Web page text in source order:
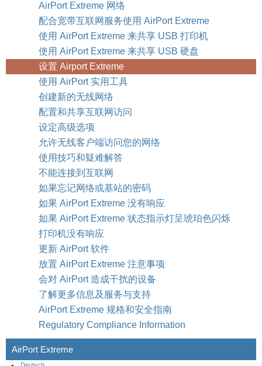
AirPort Extreme 网络
配合宽带互联网服务使用 AirPort Extreme
使用 AirPort Extreme 来共享 USB 打印机
使用 AirPort Extreme 来共享 USB 硬盘
设置 Airport Extreme
使用 AirPort 实用工具
创建新的无线网络
配置和共享互联网访问
设定高级选项
允许无线客户端访问您的网络
使用技巧和疑难解答
不能连接到互联网
如果忘记网络或基站的密码
如果 AirPort Extreme 没有响应
如果 AirPort Extreme 状态指示灯呈琥珀色闪烁
打印机没有响应
更新 AirPort 软件
放置 AirPort Extreme 注意事项
会对 AirPort 造成干扰的设备
了解更多信息及服务与支持
AirPort Extreme 规格和安全指南
Regulatory Compliance Information
AirPort Extreme